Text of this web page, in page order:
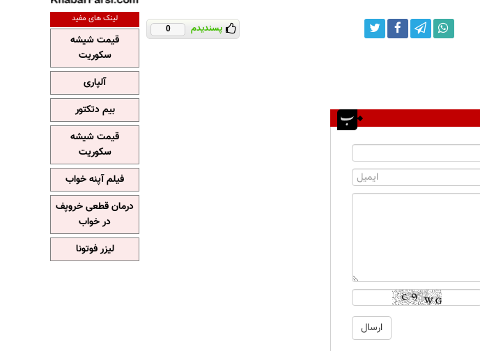
پسندیدم 0
لینک های مفید
قیمت شیشه
سکوریت
آلپاری
بیم دتکتور
قیمت شیشه
سکوریت
فیلم آپنه خواب
درمان قطعی خروپف
در خواب
لیزر فوتونا